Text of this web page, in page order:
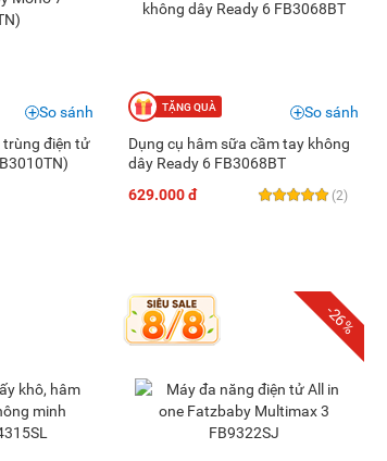
trùng điện tử
So sánh
Dụng cụ hâm sữa cầm tay không
dây Ready 6 FB3068BT
(2)
629.000 đ
So sánh
-26%